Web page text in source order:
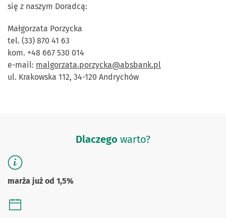
się z naszym Doradcą:
Małgorzata Porzycka
tel. (33) 870 41 63
kom. +48 667 530 014
e-mail: malgorzata.porzycka@absbank.pl
ul. Krakowska 112, 34-120 Andrychów
Dlaczego warto?
marża już od 1,5%